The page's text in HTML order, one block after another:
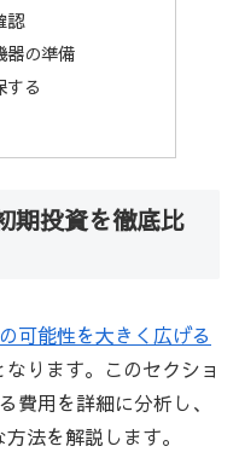
認
器の準備
する
期投資を徹底比
可能性を大きく広げる
なります。このセクショ
費用を詳細に分析し、
法を解説します。